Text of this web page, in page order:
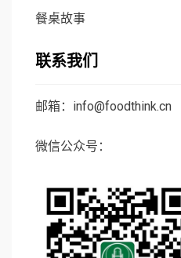
餐桌故事
联系我们
邮箱：info@foodthink.cn
微信公众号：